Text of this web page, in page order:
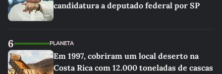
candidatura a deputado federal por SP
6 PLANETA
Em 1997, cobriram um local deserto na
Costa Rica com 12.000 toneladas de cascas